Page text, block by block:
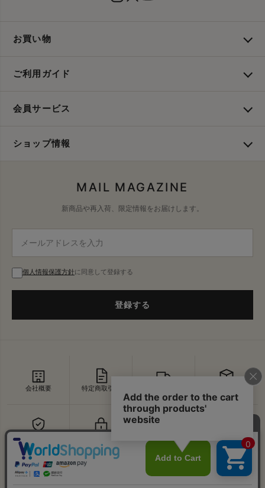
お買い物
ご利用ガイド
会員サービス
ショップ情報
MAIL MAGAZINE
新商品や再入荷、限定情報をお届けします。
個人情報保護方針に同意して登録する
登録する
会社概要 特定商取引法
セキュリティ お問い合わせ
↑